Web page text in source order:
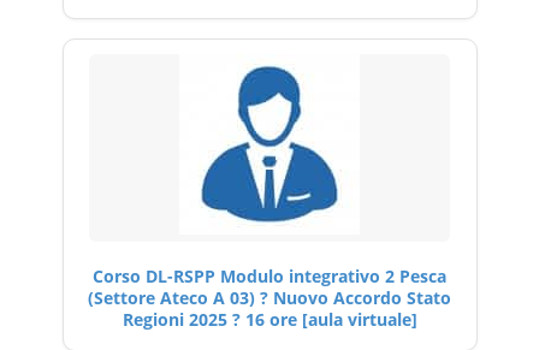
Corso DL-RSPP Modulo integrativo 2 Pesca
(Settore Ateco A 03) ? Nuovo Accordo Stato
Regioni 2025 ? 16 ore [aula virtuale]